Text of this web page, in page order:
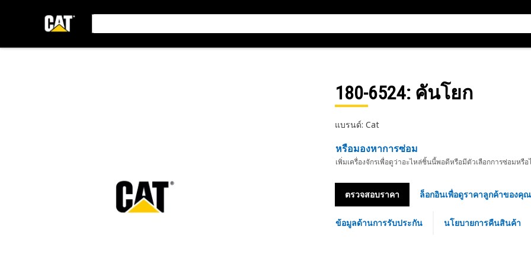
180-6524: คันโยก
แบรนด์: Cat
หรือมองหาการซ่อม
เพิ่มเครื่องจักรเพื่อดูว่าอะไหล่ชิ้นนี้พอดีหรือมีตัวเลือกการซ่อมหรือ
ตรวจสอบราคา ล็อกอินเพื่อดูราคาลูกค้าของคุณ
ข้อมูลด้านการรับประกัน นโยบายการคืนสินค้า